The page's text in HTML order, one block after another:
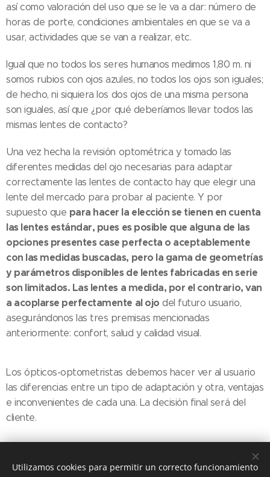
así como valoración del uso que se le va a dar: número de
horas de porte, condiciones ambientales en que se va a
usar, actividades que se van a realizar, etc.
Igual que no todos los seres humanos medimos 1,80 m. ni
somos rubios con ojos azules, no todos los ojos son iguales;
de hecho, ni siquiera los dos ojos de una misma persona
son iguales, así que ¿por qué deberíamos llevar todos las
mismas lentes de contacto?
Una vez hecha la revisión optométrica y tomado las
diferentes medidas del ojo necesarias para adaptar
correctamente las lentes de contacto hay que elegir una
lente del mercado para probar al paciente. Y por
supuesto que para hacer la elección se tienen en cuenta
las lentes estándar, pues es posible que alguna de las
opciones presentes case perfecta o aceptablemente
con las medidas buscadas, pero la gama de geometrías
y parámetros disponibles de lentes fabricadas en serie
son limitados. Las lentes a medida, por el contrario, van
a acoplarse perfectamente al ojo del futuro usuario,
asegurándonos las tres premisas mencionadas
anteriormente: confort, salud y calidad visual.
Los ópticos-optometristas debemos hacer ver al usuario
las diferencias entre un tipo de adaptación y otra, ventajas
e inconvenientes de cada una. La decisión final será del
cliente.
Utilizamos cookies para permitir un correcto funcionamiento